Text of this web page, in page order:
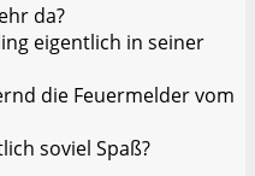
da?
eigentlich in seiner
die Feuermelder vom
soviel Spaß?